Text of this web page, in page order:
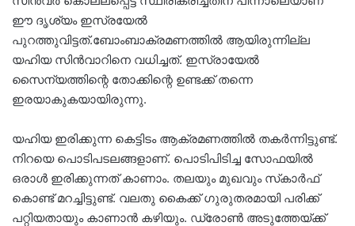
ഈ ദൃശ്യം ഇസ്രയേൽ
പുറത്തുവിട്ടത്.ബോംബാക്രമണത്തിൽ ആയിരുന്നില്ല
യഹിയ സിൻവാറിനെ വധിച്ചത്. ഇസ്രായേൽ
സൈന്യത്തിന്റെ തോക്കിന്റെ ഉണ്ടക്ക് തന്നെ
ഇരയാകുകയായിരുന്നു.
യഹിയ ഇരിക്കുന്ന കെട്ടിടം ആക്രമണത്തില്‍ തകര്‍ന്നിട്ടുണ്ട്.
നിറയെ പൊടിപടലങ്ങളാണ്. പൊടിപിടിച്ച സോഫയില്‍
ഒരാള്‍ ഇരിക്കുന്നത് കാണാം. തലയും മുഖവും സ്‌കാര്‍ഫ്
കൊണ്ട് മറച്ചിട്ടുണ്ട്. വലതു കൈക്ക് ഗുരുതരമായി പരിക്ക്
പറ്റിയതായും കാണാന്‍ കഴിയും. ഡ്രോണ്‍ അടുത്തേയ്ക്ക്